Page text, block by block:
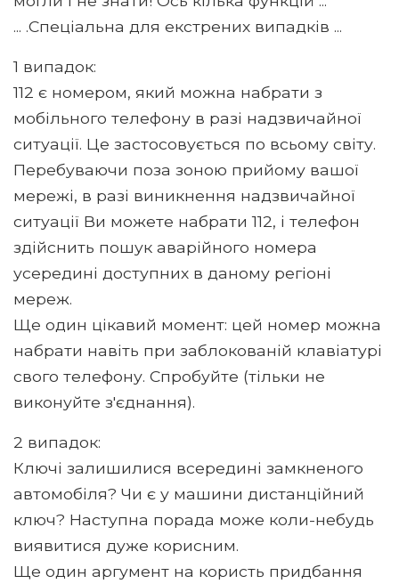
... .Спеціальна для екстрених випадків ...
1 випадок:
112 є номером, який можна набрати з
мобільного телефону в разі надзвичайної
ситуації. Це застосовується по всьому світу.
Перебуваючи поза зоною прийому вашої
мережі, в разі виникнення надзвичайної
ситуації Ви можете набрати 112, і телефон
здійснить пошук аварійного номера
усередині доступних в даному регіоні
мереж.
Ще один цікавий момент: цей номер можна
набрати навіть при заблокованій клавіатурі
свого телефону. Спробуйте (тільки не
виконуйте з'єднання).
2 випадок:
Ключі залишилися всередині замкненого
автомобіля? Чи є у машини дистанційний
ключ? Наступна порада може коли-небудь
виявитися дуже корисним.
Ще один аргумент на користь придбання